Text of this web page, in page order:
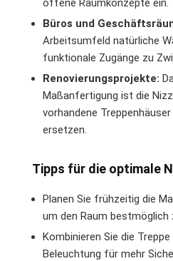
offene Raumkonzepte ein.
Büros und
Arbeitsumfeld natürliche
funktionale Zugänge zu
Renovierungsprojekte:
Maßanfertigung ist die
vorhandene
ersetzen.
Tipps für die optimale
Planen Sie frühzeitig die
um den Raum bestmöglich
Kombinieren Sie die
Beleuchtung für mehr